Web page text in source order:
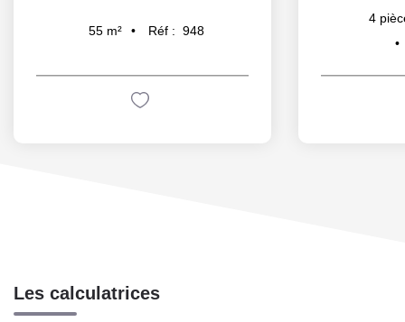
55 m² Réf : 948
4
Les calculatrices